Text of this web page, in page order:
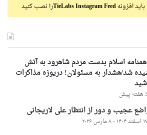
افزونهTieLabs Instagram Feedرا نصب کنید
اسلام بدست مردم شاهرود به آتش
شد/هشدار به مسئولان! دریوزه مذاکرات
3 هفته پیش
عجیب و دور از انتظار علی لاریجانی
۸ مارس ۲۰۲۶